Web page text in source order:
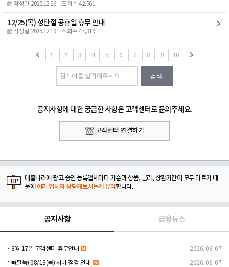
작성일 2025.12.26 조회수 42,561
12/25(목) 성탄절 공휴일 휴무 안내
작성일 2025.12.19 조회수 47,319
1 2 3 4 5 6 7 8 9 10
검색
공지사항에 대한 궁금한 사항은 고객센터로 문의주세요.
고객센터 연결하기
대출나라에 광고 중인 등록업체마다 기준과 상품, 금리, 상환기간이 모두 다르기 때
문에 여러 업체와 상담해보시는게 유리합니다.
공지사항 금융뉴스
8월 17일 고객센터 휴무안내 2026. 08. 07
■(필독) 08/13(목) 서버 점검 안내 2026. 08. 07